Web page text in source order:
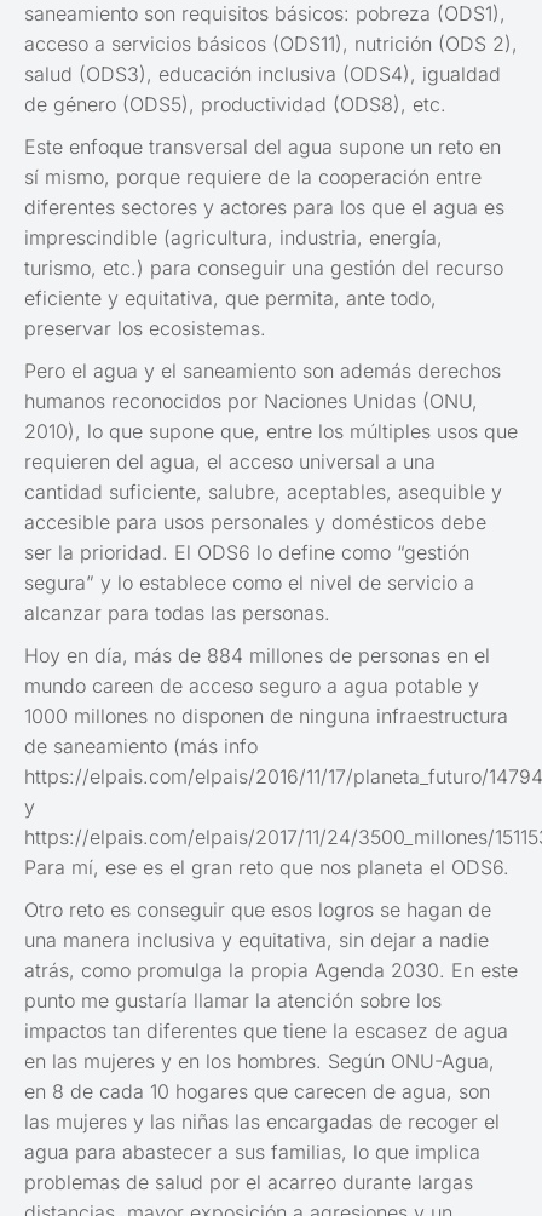
saneamiento son requisitos básicos: pobreza (ODS1),
acceso a servicios básicos (ODS11), nutrición (ODS 2),
salud (ODS3), educación inclusiva (ODS4), igualdad
de género (ODS5), productividad (ODS8), etc.
Este enfoque transversal del agua supone un reto en
sí mismo, porque requiere de la cooperación entre
diferentes sectores y actores para los que el agua es
imprescindible (agricultura, industria, energía,
turismo, etc.) para conseguir una gestión del recurso
eficiente y equitativa, que permita, ante todo,
preservar los ecosistemas.
Pero el agua y el saneamiento son además derechos
humanos reconocidos por Naciones Unidas (ONU,
2010), lo que supone que, entre los múltiples usos que
requieren del agua, el acceso universal a una
cantidad suficiente, salubre, aceptables, asequible y
accesible para usos personales y domésticos debe
ser la prioridad. El ODS6 lo define como “gestión
segura” y lo establece como el nivel de servicio a
alcanzar para todas las personas.
Hoy en día, más de 884 millones de personas en el
mundo careen de acceso seguro a agua potable y
1000 millones no disponen de ninguna infraestructura
de saneamiento (más info
https://elpais.com/elpais/2016/11/17/planeta_futuro/
y
https://elpais.com/elpais/2017/11/24/3500_millones/
Para mí, ese es el gran reto que nos planeta el ODS6.
Otro reto es conseguir que esos logros se hagan de
una manera inclusiva y equitativa, sin dejar a nadie
atrás, como promulga la propia Agenda 2030. En este
punto me gustaría llamar la atención sobre los
impactos tan diferentes que tiene la escasez de agua
en las mujeres y en los hombres. Según ONU-Agua,
en 8 de cada 10 hogares que carecen de agua, son
las mujeres y las niñas las encargadas de recoger el
agua para abastecer a sus familias, lo que implica
problemas de salud por el acarreo durante largas